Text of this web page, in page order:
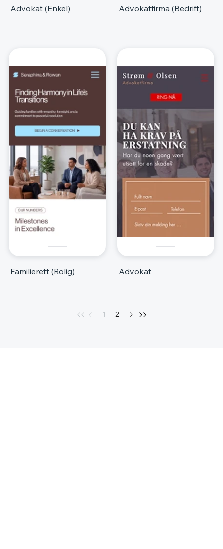
Advokat (Enkel) Advokatfirma (Bedrift)
Familierett (Rolig) Advokat
1 2